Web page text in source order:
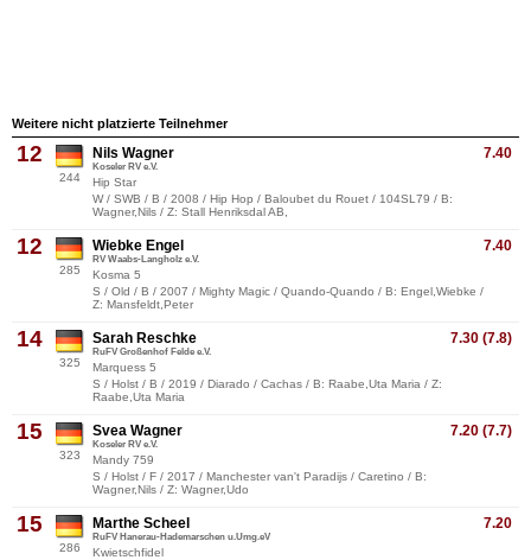
Weitere nicht platzierte Teilnehmer
12
244
7.40
Nils Wagner
Koseler RV e.V.
Hip Star
W / SWB / B / 2008 / Hip Hop / Baloubet du Rouet / 104SL79 / B:
Wagner,Nils / Z: Stall Henriksdal AB,
12
285
7.40
Wiebke Engel
RV Waabs-Langholz e.V.
Kosma 5
S / Old / B / 2007 / Mighty Magic / Quando-Quando / B: Engel,Wiebke /
Z: Mansfeldt,Peter
14
325
7.30 (7.8)
Sarah Reschke
RuFV Großenhof Felde e.V.
Marquess 5
S / Holst / B / 2019 / Diarado / Cachas / B: Raabe,Uta Maria / Z:
Raabe,Uta Maria
15
323
7.20 (7.7)
Svea Wagner
Koseler RV e.V.
Mandy 759
S / Holst / F / 2017 / Manchester van't Paradijs / Caretino / B:
Wagner,Nils / Z: Wagner,Udo
15
286
7.20
Marthe Scheel
RuFV Hanerau-Hademarschen u.Umg.eV
Kwietschfidel